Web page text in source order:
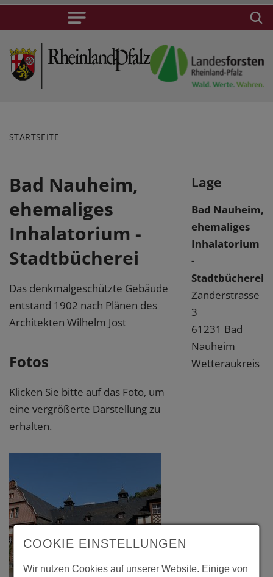
STARTSEITE
Bad Nauheim,
ehemaliges
Inhalatorium -
Stadtbücherei
Das denkmalgeschützte Gebäude
entstand 1902 nach Plänen des
Architekten Wilhelm Jost
Fotos
Klicken Sie bitte auf das Foto, um
eine vergrößerte Darstellung zu
erhalten.
Lage
Bad Nauheim,
ehemaliges
Inhalatorium
-
Stadtbücherei
Zanderstrasse
3
61231 Bad
Nauheim
Wetteraukreis
COOKIE EINSTELLUNGEN
Wir nutzen Cookies auf unserer Website. Einige von